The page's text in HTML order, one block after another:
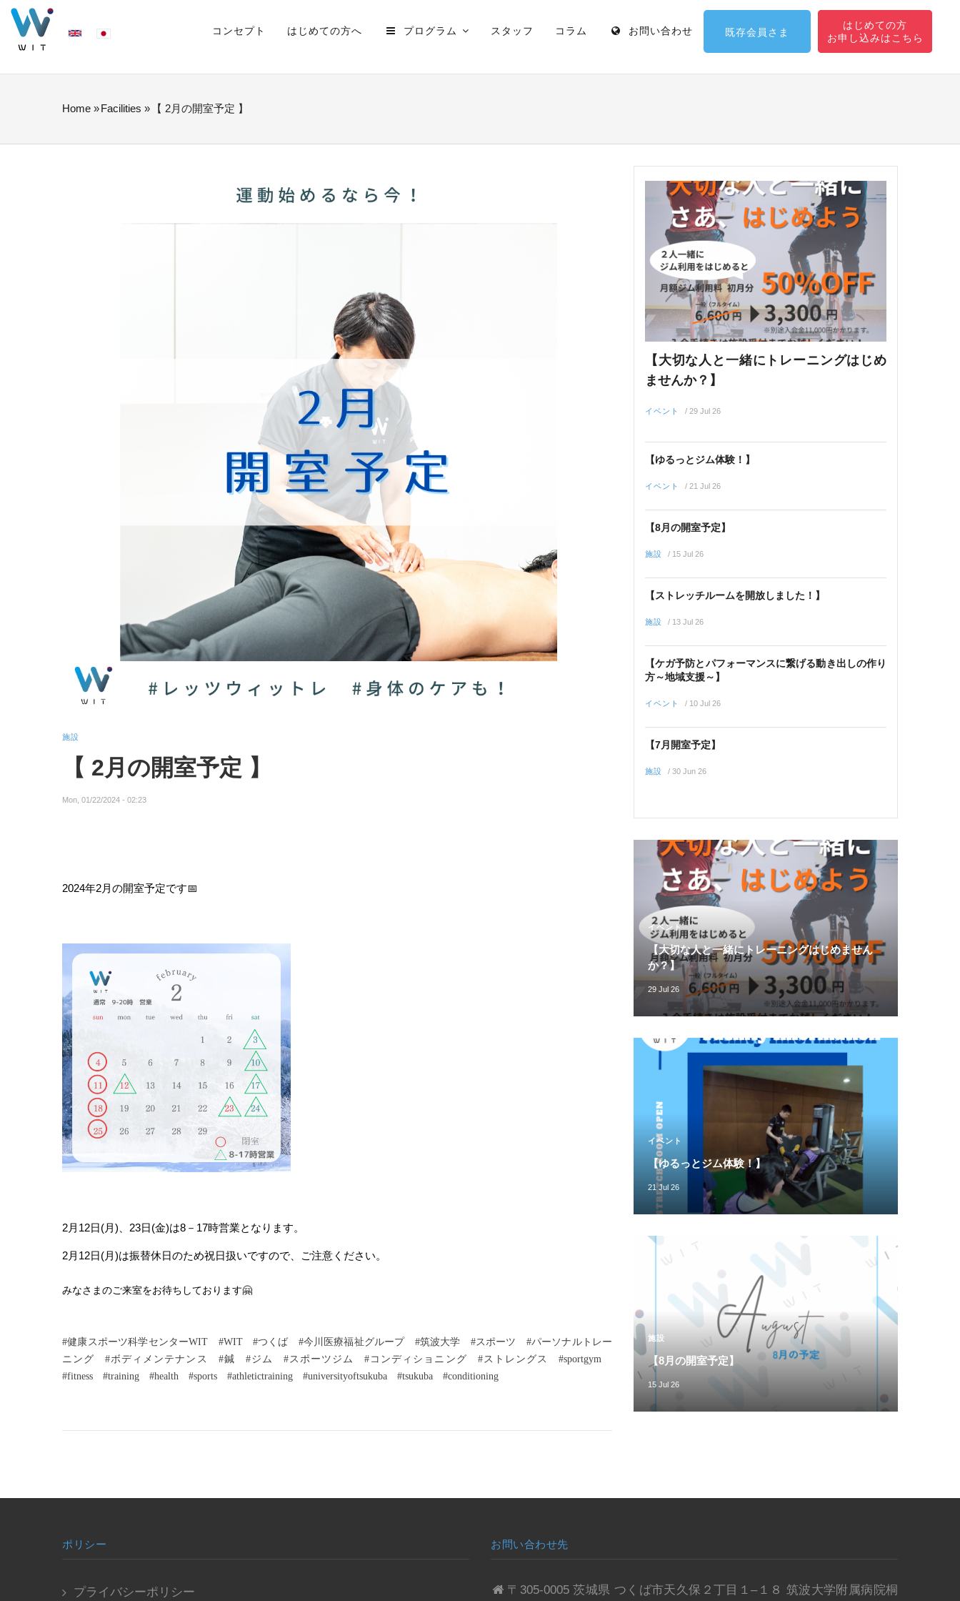
Skip
NAVIGATION
コンセプト はじめての方へ プログラム スタッフ コラム お問い合わせ 既存会員さま
はじめての方
BREADCRUMB
Home »Facilities » 【 2月の開室予定 】
施設
【 2月の開室予定 】
Mon, 01/22/2024 - 02:23
2024年2月の開室予定です📅
2月12日(月)、23日(金)は8－17時営業となります。
2月12日(月)は振替休日のため祝日扱いですので、ご注意ください。
みなさまのご来室をお待ちしております🤗
#健康スポーツ科学センターWIT　#WIT　#つくば　#今川医療福祉グループ　#筑波大学　#スポーツ　#パーソナルトレー
ニング　#ボディメンテナンス　#鍼　#ジム　#スポーツジム　#コンディショニング　#ストレングス　#sportgym
#fitness　#training　#health　#sports　#athletictraining　#universityoftsukuba　#tsukuba　#conditioning
【大切な人と一緒にトレーニングはじめ
ませんか？】
イベント / 29 Jul 26
【ゆるっとジム体験！】
イベント / 21 Jul 26
【8月の開室予定】
施設 / 15 Jul 26
【ストレッチルームを開放しました！】
施設 / 13 Jul 26
【ケガ予防とパフォーマンスに繋げる動き出しの作り
方～地域支援～】
イベント / 10 Jul 26
【7月開室予定】
施設 / 30 Jun 26
イベント
【大切な人と一緒にトレーニングはじめません
か？】
29 Jul 26
イベント
【ゆるっとジム体験！】
21 Jul 26
施設
【8月の開室予定】
15 Jul 26
ポリシー
プライバシーポリシー
お問い合わせ先
〒305-0005 茨城県 つくば市天久保２丁目１–１８ 筑波大学附属病院桐